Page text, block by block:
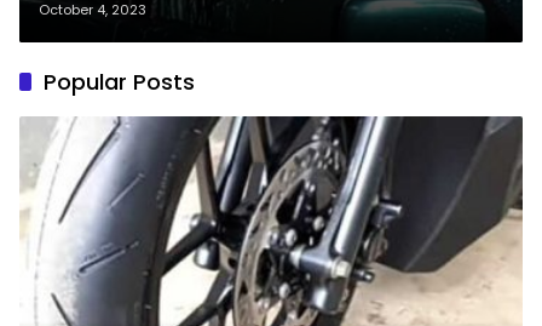
October 4, 2023
Popular Posts